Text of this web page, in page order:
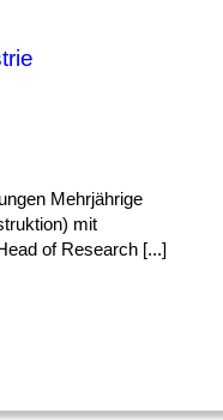
Mehrjährige
mit
of Research [...]